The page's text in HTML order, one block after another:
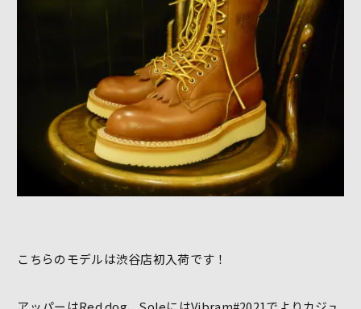
こちらのモデルは渋谷店初入荷です！